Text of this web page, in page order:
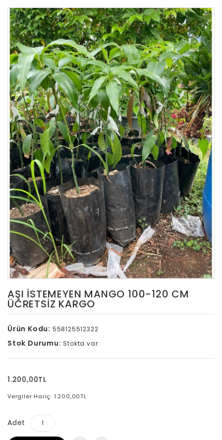
AŞI ISTEMEYEN MANGO 100-120 CM
ÜCRETSİZ KARGO
Ürün Kodu: 558125512322
Stok Durumu: Stokta var
1.200,00TL
Vergiler Hariç: 1.200,00TL
Adet